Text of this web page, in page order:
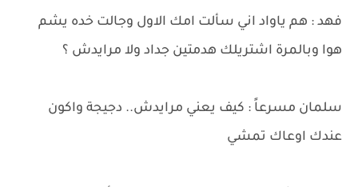
فهد : هم ياواد اني سألت امك الاول وجالت خده يشم
هوا وبالمرة اشتريلك هدمتين جداد ولا مرايدش ؟
سلمان مسرعاً : كيف يعني مرايدش.. دجيجة واكون
عندك اوعاك تمشي